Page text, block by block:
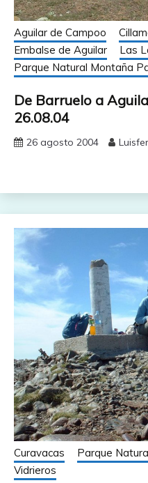
Aguilar de Campoo
Embalse de Aguilar
Las
Parque Natural Montaña
De Barruelo a
26.08.04
26 agosto 2004 Luisfer
Curavacas
Parque
Vidrieros